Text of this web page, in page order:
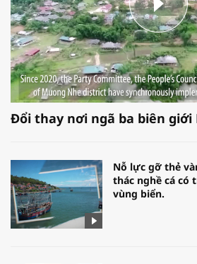
Đổi thay nơi ngã ba biên
Nỗ lực gỡ thẻ
thác nghề cá có
vùng biển.